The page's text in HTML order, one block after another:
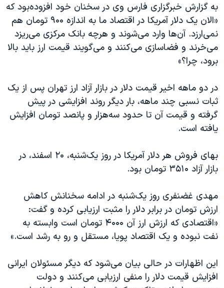
به گزارش خبرگزاری فارس وی در سخنان خود افزوده‌بود که
«الان یک دلار آمریکا در اقتصاد ما به اندازه ۹۰۰ تومان هم
نمی‌ارزد. آن‌ها وارد می‌شوند و هرچه بانک مرکزی می‌ریزد
می‌خرند و فضاسازی می‌کنند و می‌گویند قیمت ارز باید بالا
برود، چرا؟»
در دو ماهه اخیر قیمت دلار در بازار آزاد ارز تهران پس از یک
ثبات نسبی چند ماهه، بار دیگر روند افزایشی در پیش
گرفته و قیمت آن تا حدود سه‌هزار و پانصد تومان افزایش
یافته است.
بهای فروش هر دلار آمریکا در روز یک‌شنبه، ۲۰ اسفند، در
بازار آزاد ۳۵۱۰ تومان بود.
مهدی غضنفری روز یک‌شنبه در ادامه سخنانش کاهش
ارزش تومان در برابر دلار را مثبت ارزیابی کرده و گفت:
«اقتصادی که ارزش ارز آن ۴۰۰۰ تومان است وابسته به
نفت نبوده و یک اقتصاد پویا، مستقل و رو به رشد است.»
این اظهارات در حالی بیان می‌شود که دیگر مسئولان ایرانی
افزایش قیمت دلار را منفی ارزیابی می‌کنند و دولت